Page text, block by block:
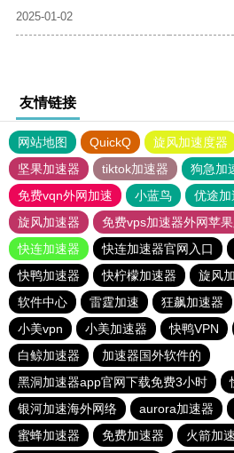
2025-01-02
友情链接
网站地图 QuickQ 旋风加速度器
坚果加速器
tiktok加速器
狗急加
免费vqn外网加速
小蓝鸟 优途加
旋风加速器
免费vps加速器外网苹
快连加速器
快连加速器官网入口
快鸭加速器
快柠檬加速器 旋风
软件中心
雷霆加速 狂飙加速器
小美vpn
小美加速器 快鸭VPN
白鲸加速器
加速器国外软件的
黑洞加速器app官网下载免费3小时
银河加速海外网络
aurora加速器
蜜蜂加速器
免费加速器 火箭加